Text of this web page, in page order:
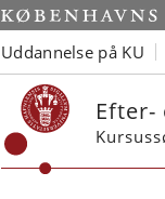
Start
Uddannelse på KU
Efter-